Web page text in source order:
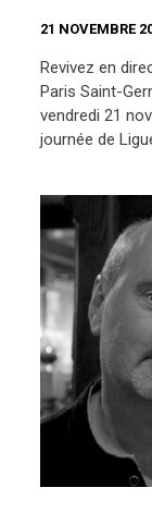
21 NOVEMBRE
Revivez en
Paris Saint-
vendredi 21
journée de